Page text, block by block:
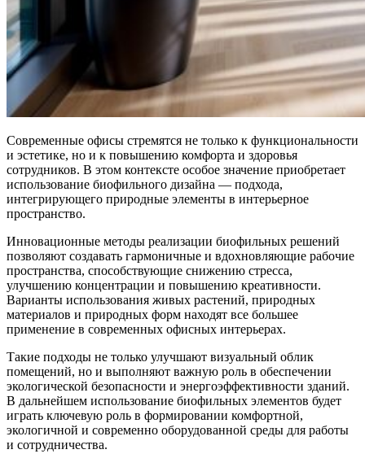
Современные офисы стремятся не только к функциональности
и эстетике, но и к повышению комфорта и здоровья
сотрудников. В этом контексте особое значение приобретает
использование биофильного дизайна — подхода,
интегрирующего природные элементы в интерьерное
пространство.
Инновационные методы реализации биофильных решений
позволяют создавать гармоничные и вдохновляющие рабочие
пространства, способствующие снижению стресса,
улучшению концентрации и повышению креативности.
Варианты использования живых растений, природных
материалов и природных форм находят все большее
применение в современных офисных интерьерах.
Такие подходы не только улучшают визуальный облик
помещений, но и выполняют важную роль в обеспечении
экологической безопасности и энергоэффективности зданий.
В дальнейшем использование биофильных элементов будет
играть ключевую роль в формировании комфортной,
экологичной и современно оборудованной среды для работы
и сотрудничества.